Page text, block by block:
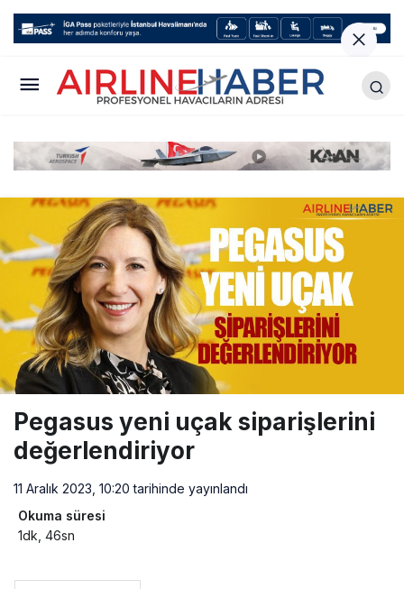
Pegasus yeni uçak siparişlerini
değerlendiriyor
11 Aralık 2023, 10:20 tarihinde yayınlandı
Okuma süresi
1dk, 46sn